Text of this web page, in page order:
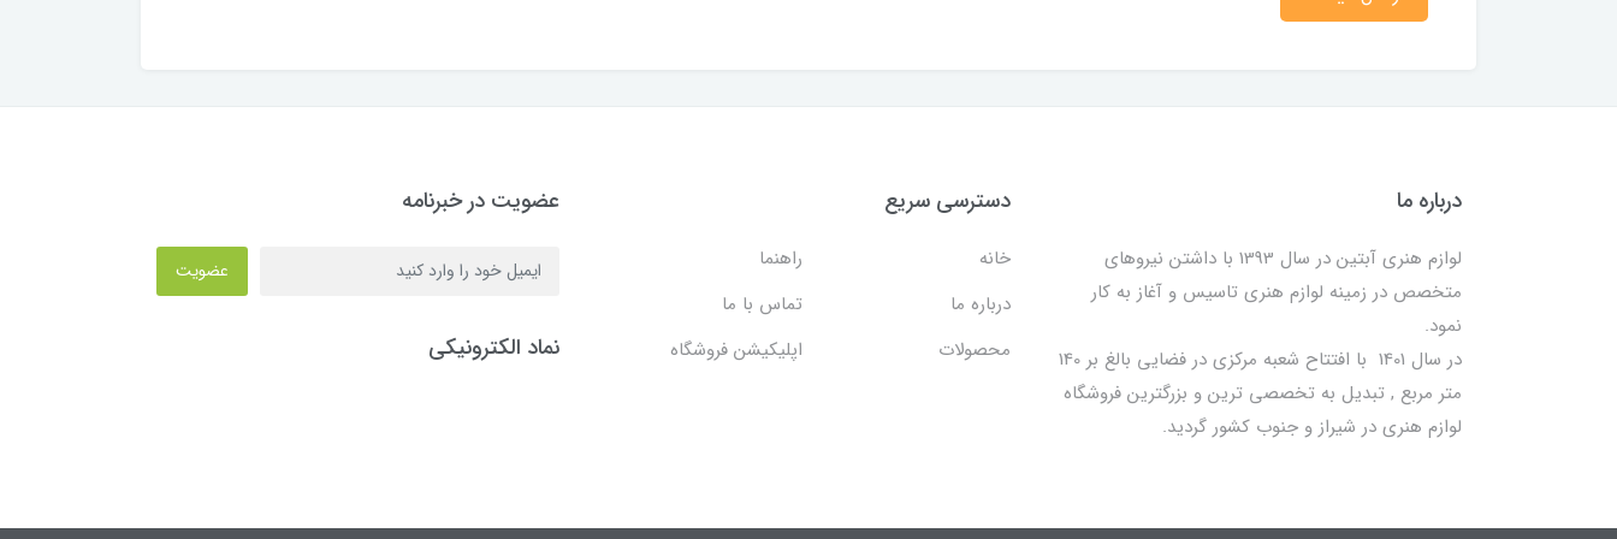
درباره ما
لوازم هنری آبتین در سال 1393 با داشتن نیروهای
متخصص در زمینه لوازم هنری تاسیس و آغاز به کار
نمود.
در سال 1401 با افتتاح شعبه مرکزی در فضایی بالغ بر 140
متر مربع , تبدیل به تخصصی ترین و بزرگترین فروشگاه
لوازم هنری در شیراز و جنوب کشور گردید.
دسترسی سریع
خانه
راهنما
درباره ما
تماس با ما
محصولات
اپلیکیشن فروشگاه
عضویت در خبرنامه
عضویت
نماد الکترونیکی